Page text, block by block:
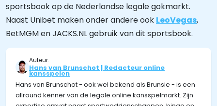
sportsbook op de Nederlandse legale gokmarkt.
Naast Unibet maken onder andere ook LeoVegas,
BetMGM en JACKS.NL gebruik van dit sportsbook.
Auteur:
Hans van Brunschot | Redacteur online
kansspelen
Hans van Brunschot - ook wel bekend als Brunsie - is een
allround kenner van de legale online kansspelmarkt. Zijn